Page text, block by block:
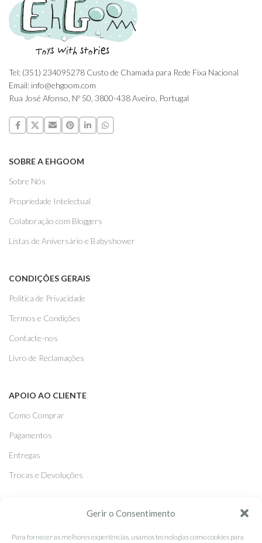
Gerir o Consentimento
Para fornecer as melhores experiências, usamos tecnologias como cookies para
Tel: (351) 234095278 Custo de Chamada para Rede Fixa Nacional
Email: info@ehgoom.com
Rua José Afonso, Nº 50, 3800-438 Aveiro, Portugal
SOBRE A EHGOOM
Sobre Nós
Propriedade Intelectual
Colaboração com Bloggers
Listas de Aniversário e Babyshower
CONDIÇÕES GERAIS
Politica de Privacidade
Termos e Condições
Contacte-nos
Livro de Reclamações
APOIO AO CLIENTE
Como Comprar
Pagamentos
Entregas
Trocas e Devoluções
Facebook